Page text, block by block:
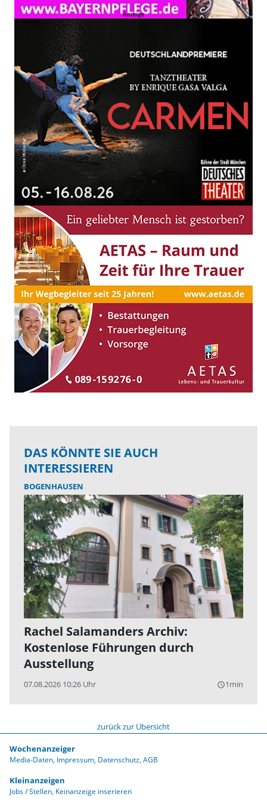
DAS KÖNNTE SIE AUCH
INTERESSIEREN
BOGENHAUSEN
Rachel Salamanders Archiv:
Kostenlose Führungen durch
Ausstellung
07.08.2026 10:26 Uhr query_builder1min
zurück zur Übersicht
Wochenanzeiger
Media-Daten Impressum Datenschutz AGB
Kleinanzeigen
Jobs / Stellen Keinanzeige inserieren